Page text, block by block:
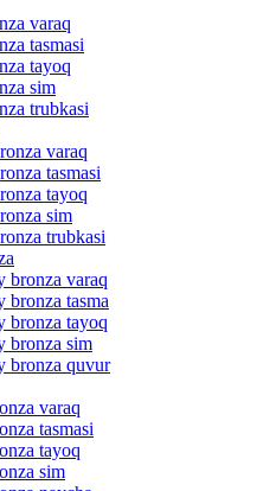
varaq
tasmasi
tayoq
sim
trubkasi
varaq
tasmasi
tayoq
sim
trubkasi
bronza varaq
tasma
bronza tayoq
bronza sim
bronza quvur
varaq
tasmasi
tayoq
sim